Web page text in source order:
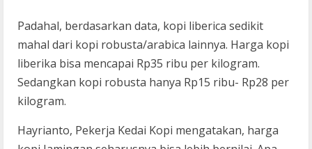
Padahal, berdasarkan data, kopi liberica sedikit
mahal dari kopi robusta/arabica lainnya. Harga kopi
liberika bisa mencapai Rp35 ribu per kilogram.
Sedangkan kopi robusta hanya Rp15 ribu- Rp28 per
kilogram.
Hayrianto, Pekerja Kedai Kopi mengatakan, harga